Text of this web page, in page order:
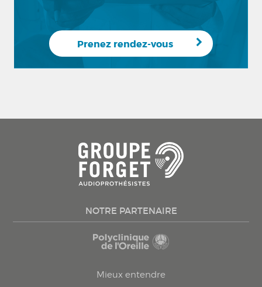
Prenez rendez-vous
NOTRE PARTENAIRE
Mieux entendre